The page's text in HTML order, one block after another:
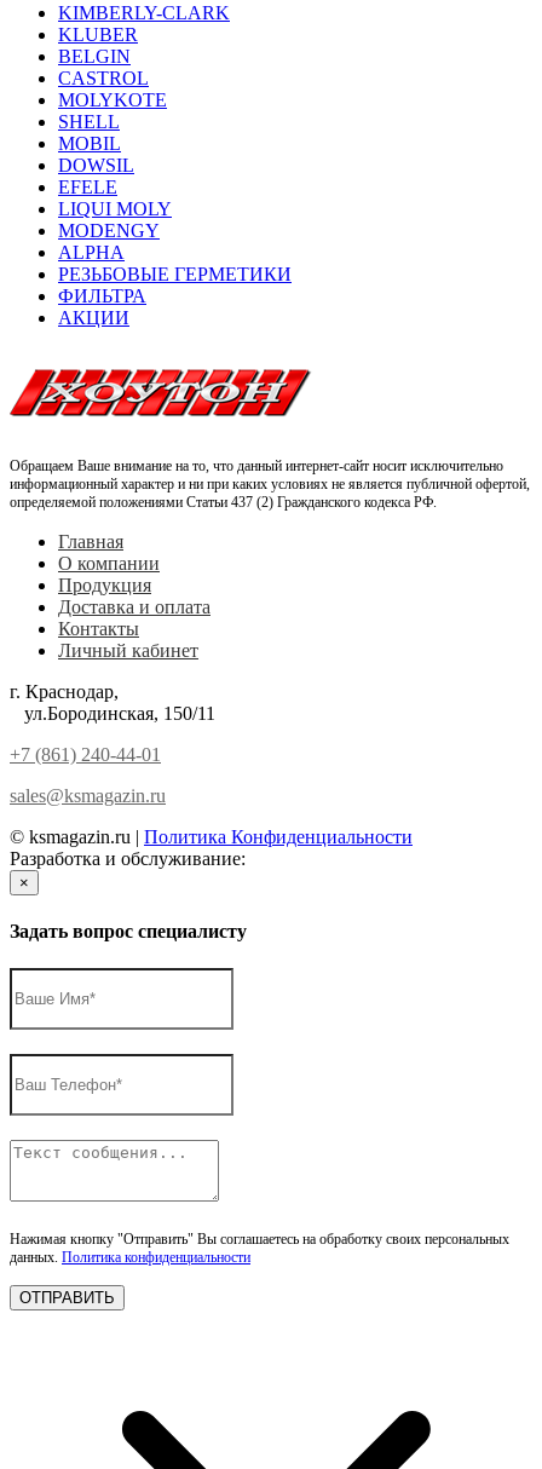
KIMBERLY-CLARK
KLUBER
BELGIN
CASTROL
MOLYKOTE
SHELL
MOBIL
DOWSIL
EFELE
LIQUI MOLY
MODENGY
ALPHA
РЕЗЬБОВЫЕ ГЕРМЕТИКИ
ФИЛЬТРА
АКЦИИ
Обращаем Ваше внимание на то, что данный интернет-сайт носит исключительно
информационный характер и ни при каких условиях не является публичной офертой,
определяемой положениями Статьи 437 (2) Гражданского кодекса РФ.
Главная
О компании
Продукция
Доставка и оплата
Контакты
Личный кабинет
г. Краснодар,
ул.Бородинская, 150/11
+7 (861) 240-44-01
sales@ksmagazin.ru
© ksmagazin.ru | Политика Конфиденциальности
Разработка и обслуживание:
×
Задать вопрос специалисту
Нажимая кнопку "Отправить" Вы соглашаетесь на обработку своих персональных
данных. Политика конфиденциальности